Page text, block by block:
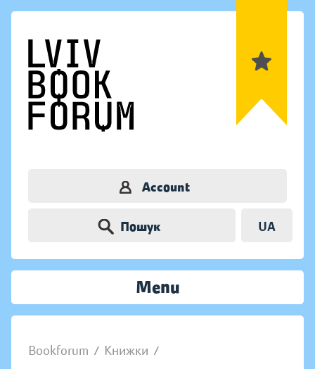
Account
Пошук UA
Menu
Bookforum / Книжки /